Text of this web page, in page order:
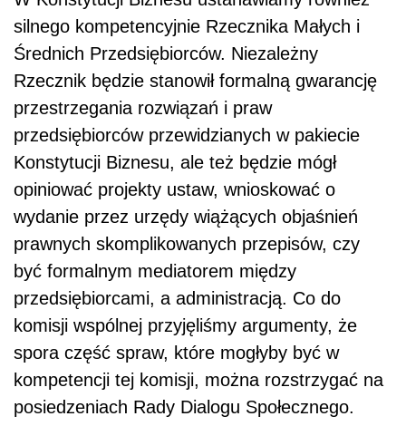
silnego kompetencyjnie Rzecznika Małych i
Średnich Przedsiębiorców. Niezależny
Rzecznik będzie stanowił formalną gwarancję
przestrzegania rozwiązań i praw
przedsiębiorców przewidzianych w pakiecie
Konstytucji Biznesu, ale też będzie mógł
opiniować projekty ustaw, wnioskować o
wydanie przez urzędy wiążących objaśnień
prawnych skomplikowanych przepisów, czy
być formalnym mediatorem między
przedsiębiorcami, a administracją. Co do
komisji wspólnej przyjęliśmy argumenty, że
spora część spraw, które mogłyby być w
kompetencji tej komisji, można rozstrzygać na
posiedzeniach Rady Dialogu Społecznego.